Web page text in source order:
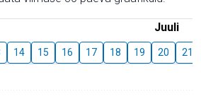
Juuli
14 15 16 17 18 19 20 21